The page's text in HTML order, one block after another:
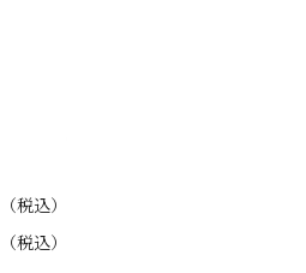
（税込）
（税込）